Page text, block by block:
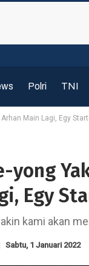
Polri TNI
Main Lagi, Egy
yong
Egy
kami akan
Sabtu, 1 Januari 2022